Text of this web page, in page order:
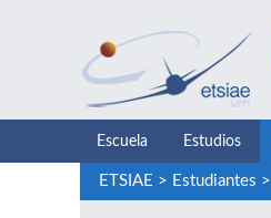
Escuela Estudios
ETSIAE > Estudiantes >